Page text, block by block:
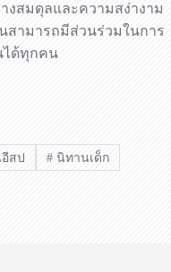
งสมดุลและความสง่างาม
สามารถมีส่วนร่วมในการ
ได้ทุกคน
สป # นิทานเด็ก